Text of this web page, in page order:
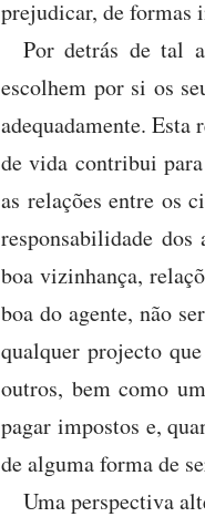
prejudicar, de formas
Por detrás de tal
escolhem por si os
adequadamente.
de vida contribui
as relações entre os
responsabilidade
boa vizinhança,
boa do agente, não
qualquer projecto
outros, bem como
pagar impostos e,
de alguma forma de
Uma perspectiva